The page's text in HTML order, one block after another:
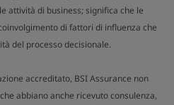
attività di business; significa che le
di fattori di influenza che
del processo decisionale.
accreditato, BSI Assurance non
abbiano anche ricevuto consulenza,